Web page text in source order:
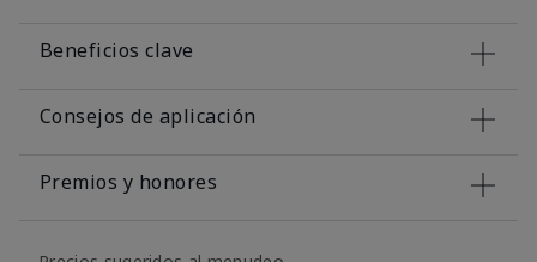
Beneficios clave
Consejos de aplicación
Premios y honores